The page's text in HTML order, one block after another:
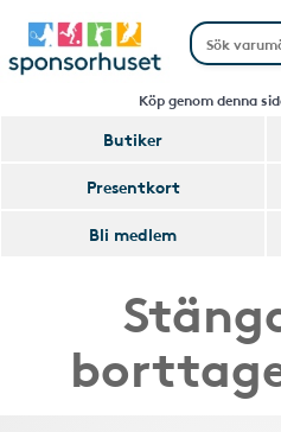
Köp genom denna
Butiker
Presentkort
Bli medlem